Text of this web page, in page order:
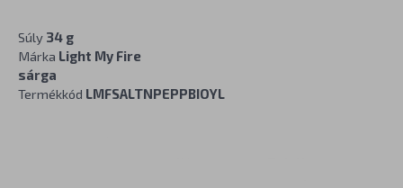
Súly 34 g
Márka Light My Fire
sárga
Termékkód LMFSALTNPEPPBIOYL